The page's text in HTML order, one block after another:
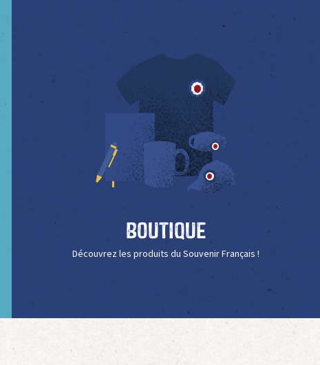
Boutique
Découvrez les produits du Souvenir Français !